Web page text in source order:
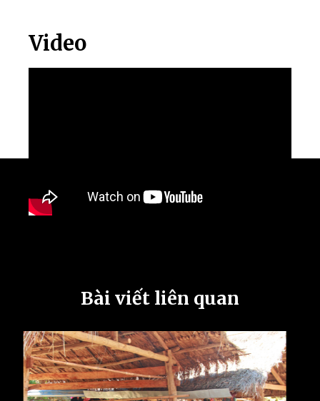
Video
Bài viết liên quan